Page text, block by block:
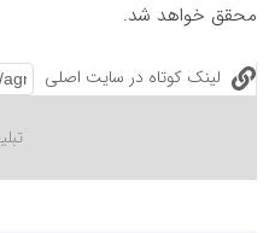
محقق خواهد شد.
لینک کوتاه در سایت اصلی